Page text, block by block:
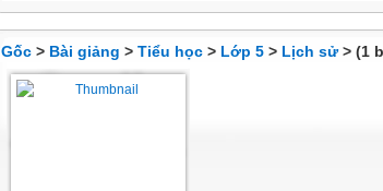
Gốc > Bài giảng > Tiểu học > Lớp 5 > Lịch sử> (1